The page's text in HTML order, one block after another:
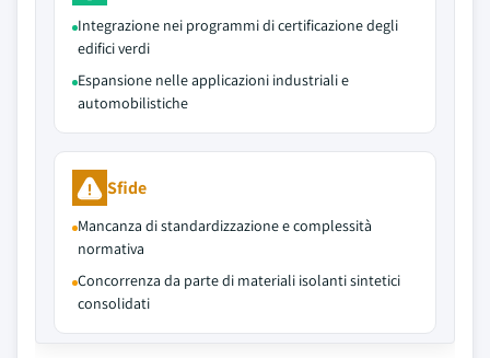
Integrazione nei programmi di certificazione degli
edifici verdi
Espansione nelle applicazioni industriali e
automobilistiche
Sfide
Mancanza di standardizzazione e complessità
normativa
Concorrenza da parte di materiali isolanti sintetici
consolidati